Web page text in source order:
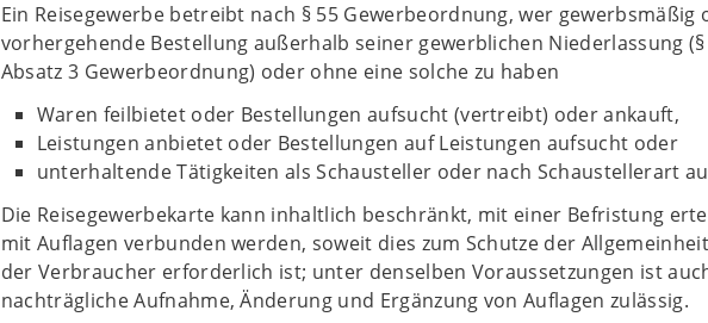
Ein Reisegewerbe betreibt nach § 55 Gewerbeordnung, wer gewerbsmäßig
vorhergehende Bestellung außerhalb seiner gewerblichen Niederlassung
Absatz 3 Gewerbeordnung) oder ohne eine solche zu haben
Waren feilbietet oder Bestellungen aufsucht (vertreibt) oder ankauft,
Leistungen anbietet oder Bestellungen auf Leistungen aufsucht oder
unterhaltende Tätigkeiten als Schausteller oder nach Schaustellerart
Die Reisegewerbekarte kann inhaltlich beschränkt, mit einer Befristung
mit Auflagen verbunden werden, soweit dies zum Schutze der
der Verbraucher erforderlich ist; unter denselben Voraussetzungen ist
nachträgliche Aufnahme, Änderung und Ergänzung von Auflagen zulässig.